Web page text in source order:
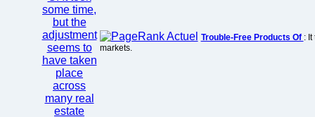
Trouble-Free Products Of :
markets.